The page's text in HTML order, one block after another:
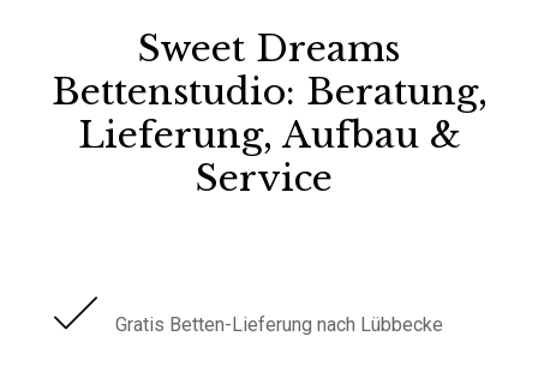
Sweet Dreams
Bettenstudio: Beratung,
Lieferung, Aufbau &
Service
Gratis Betten-Lieferung nach Lübbecke